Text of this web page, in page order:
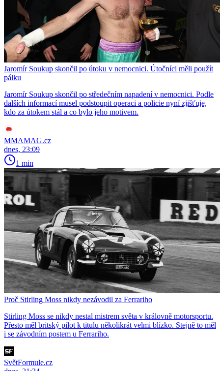
Jaromír Soukup skončil po útoku v nemocnici. Útočníci měli použít
pálku
Jaromír Soukup skončil po středečním napadení v nemocnici. Podle
dalších informací musel podstoupit operaci a policie nyní zjišťuje,
kdo za útokem stál a co bylo jeho motivem.
MMAMAG.cz
dnes, 23:09
1 min
Proč Stirling Moss nikdy nezávodil za Ferrariho
Stirling Moss se nikdy nestal mistrem světa v královně motorsportu.
Přesto měl britský pilot k titulu několikrát velmi blízko. Stejně to měl
i se závodním postem u Ferrariho.
SvětFormule.cz